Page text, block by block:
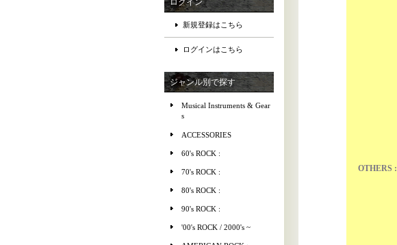
ログイン
新規登録はこちら
ログインはこちら
ジャンル別で探す
Musical Instruments & Gear
s
ACCESSORIES
60's ROCK :
70's ROCK :
80's ROCK :
90's ROCK :
'00's ROCK / 2000's ~
OTHERS :